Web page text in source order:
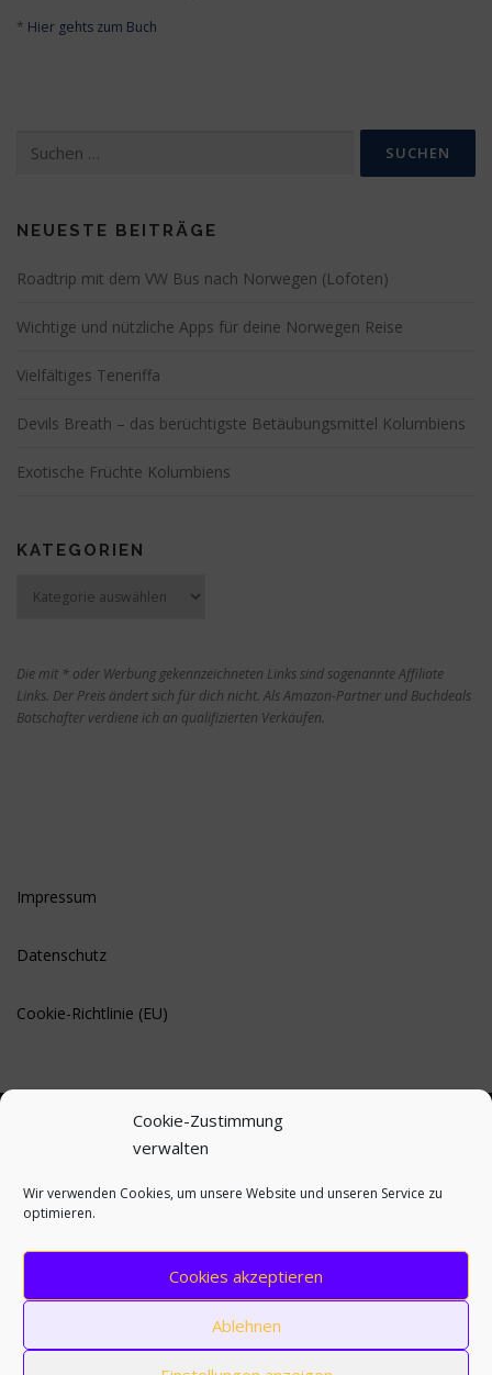
Cookie-Zustimmung
verwalten
Wir verwenden Cookies, um unsere Website und unseren Service zu
optimieren.
Cookies akzeptieren
Ablehnen
* Hier gehts zum Buch
nach:
NEUESTE BEITRÄGE
Roadtrip mit dem VW Bus nach Norwegen (Lofoten)
Wichtige und nützliche Apps für deine Norwegen Reise
Vielfältiges Teneriffa
Devils Breath – das berüchtigste Betäubungsmittel Kolumbiens
Exotische Früchte Kolumbiens
KATEGORIEN
Die mit * oder Werbung gekennzeichneten Links sind sogenannte Affiliate
Links. Der Preis ändert sich für dich nicht. Als Amazon-Partner und Buchdeals
Botschafter verdiene ich an qualifizierten Verkäufen.
Impressum
Datenschutz
Cookie-Richtlinie (EU)